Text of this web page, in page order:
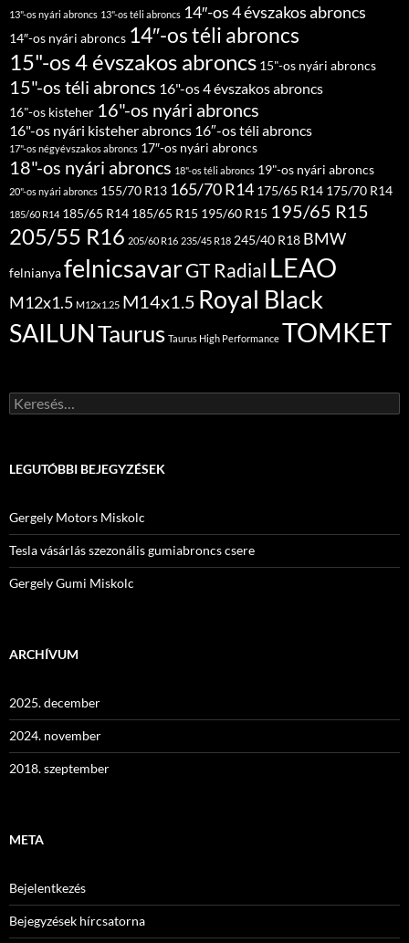
13"-os nyári abroncs 13"-os téli abroncs 14″-os 4 évszakos abroncs
14″-os nyári abroncs 14″-os téli abroncs
15"-os 4 évszakos abroncs 15"-os nyári abroncs
15"-os téli abroncs 16"-os 4 évszakos abroncs
16"-os kisteher 16"-os nyári abroncs
16"-os nyári kisteher abroncs 16″-os téli abroncs
17"-os négyévszakos abroncs 17″-os nyári abroncs
18"-os nyári abroncs 18"-os téli abroncs 19"-os nyári abroncs
20"-os nyári abroncs 155/70 R13 165/70 R14 175/65 R14 175/70 R14
185/60 R14 185/65 R14 185/65 R15 195/60 R15 195/65 R15
205/55 R16 205/60 R16 235/45 R18 245/40 R18 BMW
felnianyafelnicsavarGT Radial LEAO
M12x1.5 M12x1.25 M14x1.5 Royal Black
SAILUNTaurus Taurus High Performance TOMKET
Keresés:
LEGUTÓBBI BEJEGYZÉSEK
Gergely Motors Miskolc
Tesla vásárlás szezonális gumiabroncs csere
Gergely Gumi Miskolc
ARCHÍVUM
2025. december
2024. november
2018. szeptember
META
Bejelentkezés
Bejegyzések hírcsatorna